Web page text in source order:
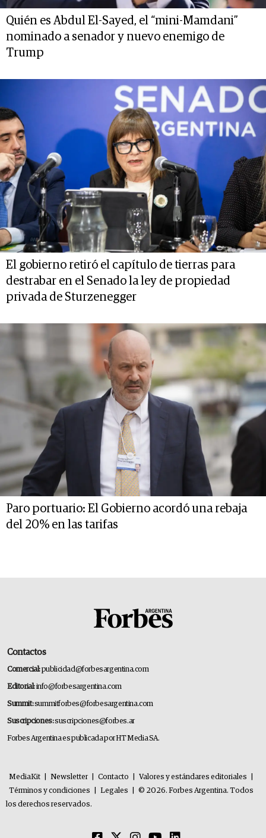
Quién es Abdul El-Sayed, el “mini-Mamdani”
nominado a senador y nuevo enemigo de
Trump
El gobierno retiró el capítulo de tierras para
destrabar en el Senado la ley de propiedad
privada de Sturzenegger
Paro portuario: El Gobierno acordó una rebaja
del 20% en las tarifas
Contactos
Comercial:publicidad@forbesargentina.com
Editorial:info@forbesargentina.com
Summit:summitforbes@forbesargentina.com
Suscripciones:suscripciones@forbes.ar
Forbes Argentina es publicada por HT Media SA.
MediaKit Newsletter Contacto Valores y estándares editoriales
Términos y condiciones
Legales
© 2026. Forbes Argentina. Todos
los derechos reservados.